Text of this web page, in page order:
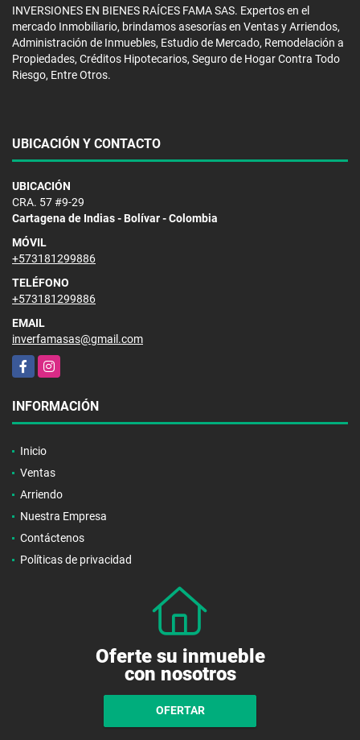
INVERSIONES EN BIENES RAÍCES FAMA SAS. Expertos en el
mercado Inmobiliario, brindamos asesorías en Ventas y Arriendos,
Administración de Inmuebles, Estudio de Mercado, Remodelación a
Propiedades, Créditos Hipotecarios, Seguro de Hogar Contra Todo
Riesgo, Entre Otros.
UBICACIÓN Y CONTACTO
UBICACIÓN
CRA. 57 #9-29
Cartagena de Indias - Bolívar - Colombia
MÓVIL
+573181299886
TELÉFONO
+573181299886
EMAIL
inverfamasas@gmail.com
FacebookInstagram
INFORMACIÓN
Inicio
Ventas
Arriendo
Nuestra Empresa
Contáctenos
Políticas de privacidad
Oferte su inmueble
con nosotros
OFERTAR